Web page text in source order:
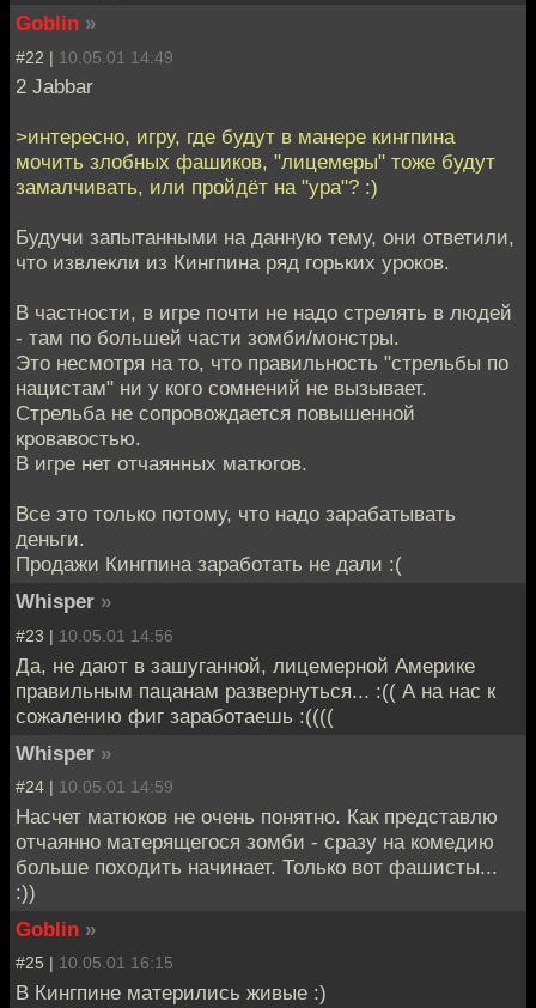
Goblin »
#22 | 10.05.01 14:49
2 Jabbar
>интересно, игру, где будут в манере кингпина
мочить злобных фашиков, "лицемеры" тоже будут
замалчивать, или пройдёт на "ура"? :)
Будучи запытанными на данную тему, они ответили,
что извлекли из Кингпина ряд горьких уроков.
В частности, в игре почти не надо стрелять в людей
- там по большей части зомби/монстры.
Это несмотря на то, что правильность "стрельбы по
нацистам" ни у кого сомнений не вызывает.
Стрельба не сопровождается повышенной
кровавостью.
В игре нет отчаянных матюгов.
Все это только потому, что надо зарабатывать
деньги.
Продажи Кингпина заработать не дали :(
Whisper »
#23 | 10.05.01 14:56
Да, не дают в зашуганной, лицемерной Америке
правильным пацанам развернуться... :(( А на нас к
сожалению фиг заработаешь :((((
Whisper »
#24 | 10.05.01 14:59
Насчет матюков не очень понятно. Как представлю
отчаянно матерящегося зомби - сразу на комедию
больше походить начинает. Только вот фашисты...
:))
Goblin »
#25 | 10.05.01 16:15
В Кингпине матерились живые :)